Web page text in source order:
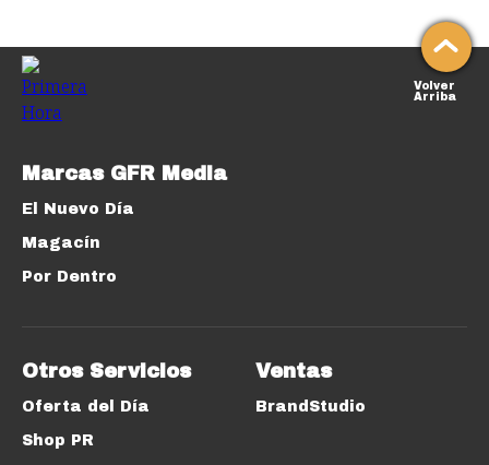
Volver
Arriba
Marcas GFR Media
El Nuevo Día
Magacín
Por Dentro
Otros Servicios
Oferta del Día
Shop PR
Ventas
BrandStudio